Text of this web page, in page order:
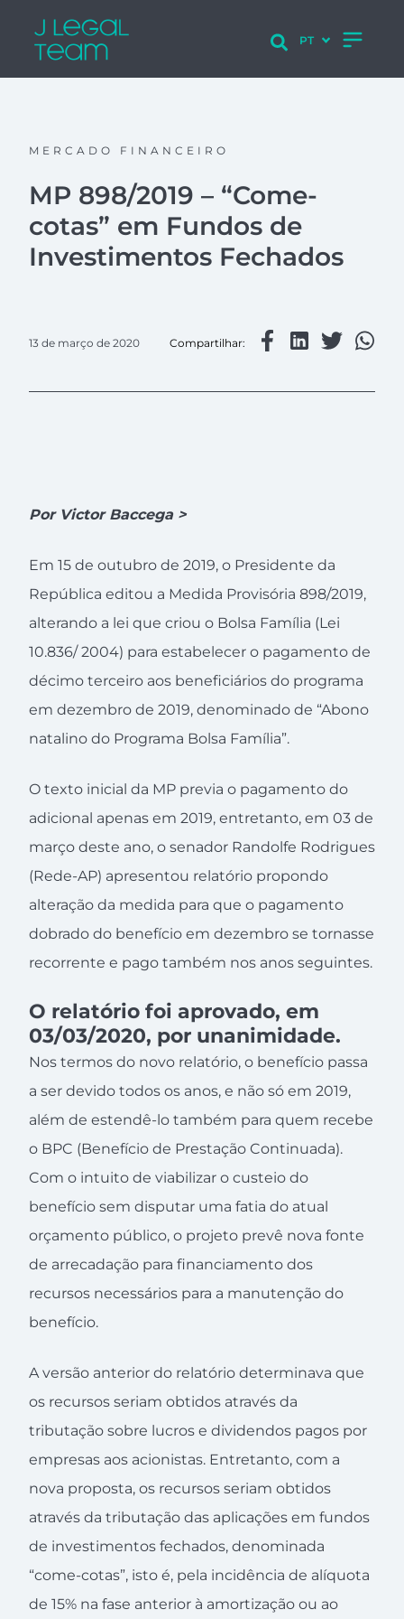
MERCADO FINANCEIRO
MP 898/2019 – “Come-
cotas” em Fundos de
Investimentos Fechados
13 de março de 2020 Compartilhar:
Por Victor Baccega >
Em 15 de outubro de 2019, o Presidente da
República editou a Medida Provisória 898/2019,
alterando a lei que criou o Bolsa Família (Lei
10.836/ 2004) para estabelecer o pagamento de
décimo terceiro aos beneficiários do programa
em dezembro de 2019, denominado de “Abono
natalino do Programa Bolsa Família”.
O texto inicial da MP previa o pagamento do
adicional apenas em 2019, entretanto, em 03 de
março deste ano, o senador Randolfe Rodrigues
(Rede-AP) apresentou relatório propondo
alteração da medida para que o pagamento
dobrado do benefício em dezembro se tornasse
recorrente e pago também nos anos seguintes.
O relatório foi aprovado, em
03/03/2020, por unanimidade.
Nos termos do novo relatório, o benefício passa
a ser devido todos os anos, e não só em 2019,
além de estendê-lo também para quem recebe
o BPC (Benefício de Prestação Continuada).
Com o intuito de viabilizar o custeio do
benefício sem disputar uma fatia do atual
orçamento público, o projeto prevê nova fonte
de arrecadação para financiamento dos
recursos necessários para a manutenção do
benefício.
A versão anterior do relatório determinava que
os recursos seriam obtidos através da
tributação sobre lucros e dividendos pagos por
empresas aos acionistas. Entretanto, com a
nova proposta, os recursos seriam obtidos
através da tributação das aplicações em fundos
de investimentos fechados, denominada
“come-cotas”, isto é, pela incidência de alíquota
de 15% na fase anterior à amortização ou ao